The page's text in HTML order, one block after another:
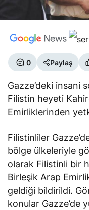
0 Paylaş
Gazze’deki insani
Filistin heyeti
Emirliklerinden
Filistinliler
bölge ülkeleriyle
olarak Filistinli bir
Birleşik Arap
geldiği bildirildi.
konular Gazze’de